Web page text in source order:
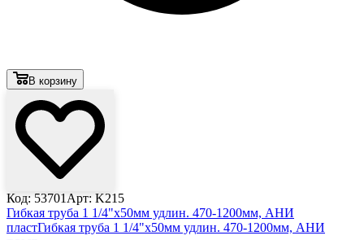
В корзину
Код: 53701 Арт: K215
Гибкая труба 1 1/4"х50мм удлин. 470-1200мм, АНИ
пластГибкая труба 1 1/4"х50мм удлин. 470-1200мм, АНИ